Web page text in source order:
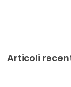
o
Articoli